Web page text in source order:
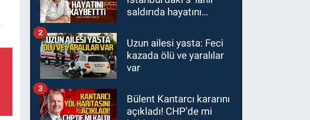
Başkanlığı 3 bin 250
GÜNDEM
00:22Emirhan Erdem
YENİ Parti İl
yok?
GÜNDEM
22:47 Günün notu!
saldırıda hayatını
Uzun ailesi yasta: Feci
kazada ölü ve yaralılar
var
2
Bülent Kantarcı kararını
açıkladı! CHP'de mi
3